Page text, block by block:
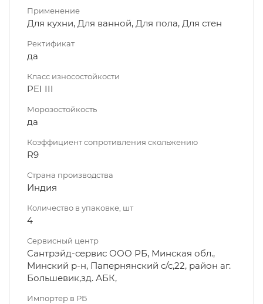
Применение
Для кухни, Для ванной, Для пола, Для стен
Ректификат
да
Класс износостойкости
PEI III
Морозостойкость
да
Коэффициент сопротивления скольжению
R9
Страна производства
Индия
Количество в упаковке, шт
4
Сервисный центр
Сантрэйд-сервис ООО РБ, Минская обл.,
Минский р-н, Папернянский с/с,22, район аг.
Большевик,зд. АБК,
Импортер в РБ